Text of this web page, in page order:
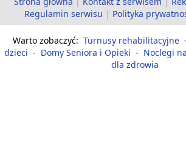
Regulamin serwisu | Polityka
Warto zobaczyć: Turnusy rehabilitacyjne -
dzieci - Domy Seniora i Opieki - Noclegi
dla zdrowia